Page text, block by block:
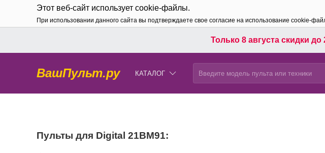
Этот веб-сайт использует cookie-файлы.
При использовании данного сайта вы подтверждаете свое согласие на использование cookie-
Только 8 августа скидки
ВашПульт.ру КАТАЛОГ
Пульты для Digital 21BM91: